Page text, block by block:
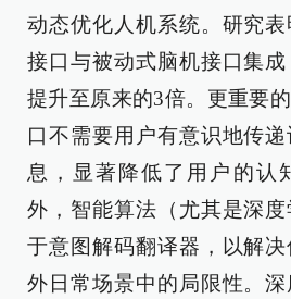
动态优化人机系统。研究
接口与被动式脑机接口集
提升至原来的3倍。更重要
口不需要用户有意识地传
息，显著降低了用户的认
外，智能算法（尤其是深
于意图解码翻译器，以解
外日常场景中的局限性。